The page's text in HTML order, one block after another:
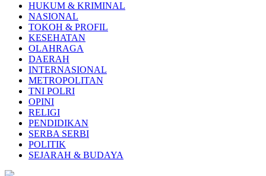
HUKUM & KRIMINAL
NASIONAL
TOKOH & PROFIL
KESEHATAN
OLAHRAGA
DAERAH
INTERNASIONAL
METROPOLITAN
TNI POLRI
OPINI
RELIGI
PENDIDIKAN
SERBA SERBI
POLITIK
SEJARAH & BUDAYA